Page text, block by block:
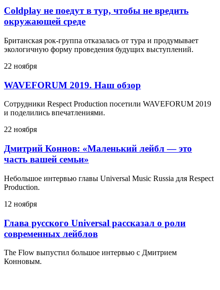
Coldplay не поедут в тур, чтобы не вредить
окружающей среде
Британская рок-группа отказалась от тура и продумывает
экологичную форму проведения будущих выступлений.
22 ноября
WAVEFORUM 2019. Наш обзор
Сотрудники Respect Production посетили WAVEFORUM 2019
и поделились впечатлениями.
22 ноября
Дмитрий Коннов: «Маленький лейбл — это
часть вашей семьи»
Небольшое интервью главы Universal Music Russia для Respect
Production.
12 ноября
Глава русского Universal рассказал о роли
современных лейблов
The Flow выпустил большое интервью с Дмитрием
Конновым.